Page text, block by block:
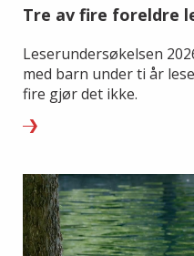
Tre av fire foreldre
Leserundersøkelsen
med barn under ti år
fire gjør det ikke.